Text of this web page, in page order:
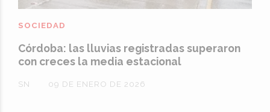
Córdoba: las lluvias registradas superaron
con creces la media estacional
SN
SOCIEDAD
09 DE ENERO DE 2026